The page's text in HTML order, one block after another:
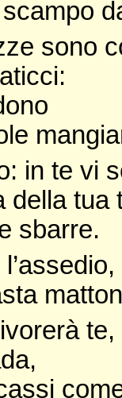
sono
in te vi
della tua
sbarre.
te,